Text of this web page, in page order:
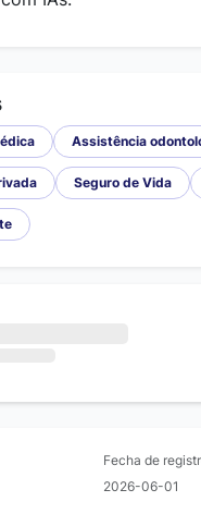
Assistência
Seguro de Vida
Fecha de
2026-06-01